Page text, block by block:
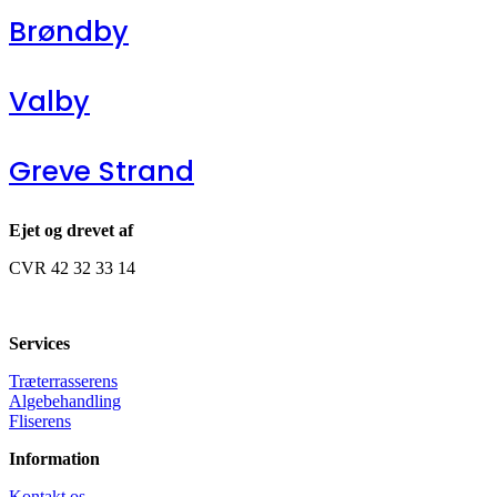
Brøndby
Valby
Greve Strand
Ejet og drevet af
CVR 42 32 33 14
Services
Træterrasserens
Algebehandling
Fliserens
Information